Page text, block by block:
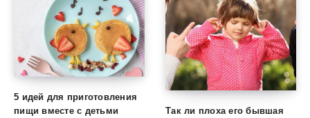
5 идей для приготовления
пищи вместе с детьми
Так ли плоха его бывшая